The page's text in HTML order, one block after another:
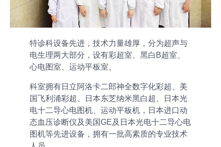
特诊科设备先进，技术力量雄厚，分为超声与
电生理两大部分，设有彩超室、黑白B超室、
心电图室、运动平板室。
科室拥有日立阿洛卡二郎神全数字化彩超、美
国飞利浦彩超、日本东芝纳米黑白超、日本光
电十二导心电图机、运动平板机，日本进口动
态血压诊断仪及美国GE及日本光电十二导心电
图机等先进设备，拥有一批高素质的专业技术